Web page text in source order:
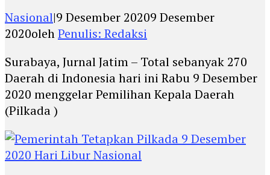
Nasional|9 Desember 20209 Desember
2020olehPenulis: Redaksi
Surabaya, Jurnal Jatim – Total sebanyak 270
Daerah di Indonesia hari ini Rabu 9 Desember
2020 menggelar Pemilihan Kepala Daerah
(Pilkada )